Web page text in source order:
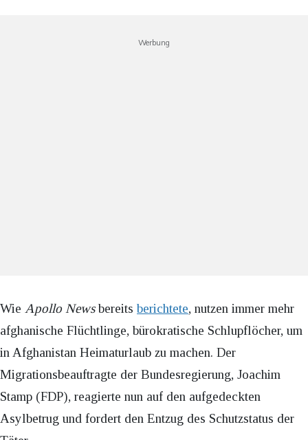
Werbung
Wie Apollo Newsbereitsberichtete, nutzen immer mehr
afghanische Flüchtlinge, bürokratische Schlupflöcher, um
in Afghanistan Heimaturlaub zu machen. Der
Migrationsbeauftragte der Bundesregierung, Joachim
Stamp (FDP), reagierte nun auf den aufgedeckten
Asylbetrug und fordert den Entzug des Schutzstatus der